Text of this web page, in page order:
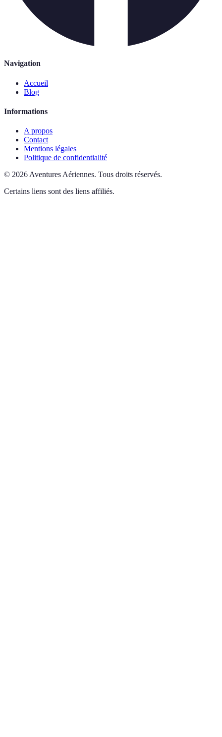
Navigation
Accueil
Blog
Informations
A propos
Contact
Mentions légales
Politique de confidentialité
© 2026 Aventures Aériennes. Tous droits réservés.
Certains liens sont des liens affiliés.